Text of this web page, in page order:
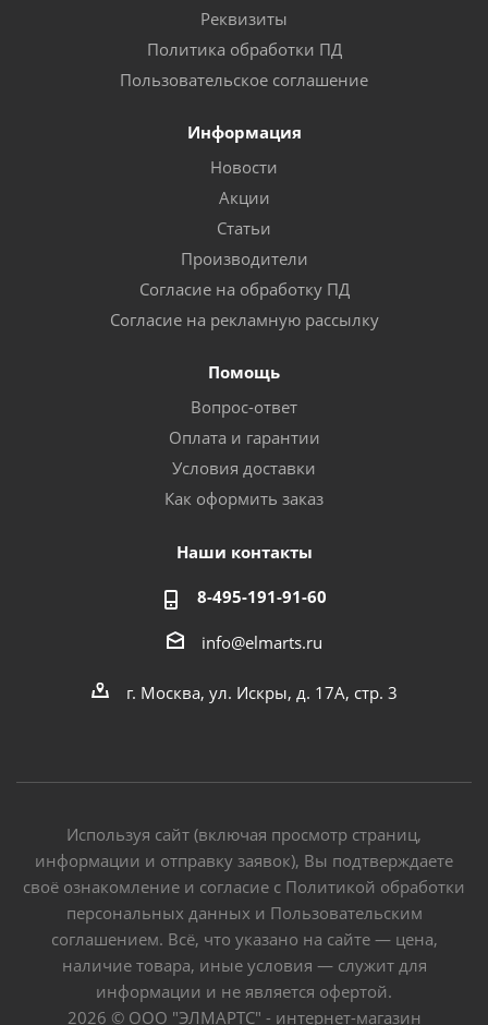
Реквизиты
Политика обработки ПД
Пользовательское соглашение
Информация
Новости
Акции
Статьи
Производители
Согласие на обработку ПД
Согласие на рекламную рассылку
Помощь
Вопрос-ответ
Оплата и гарантии
Условия доставки
Как оформить заказ
Наши контакты
8-495-191-91-60
info@elmarts.ru
г. Москва, ул. Искры, д. 17А, стр. 3
Используя сайт (включая просмотр страниц,
информации и отправку заявок), Вы подтверждаете
своё ознакомление и согласие с Политикой обработки
персональных данных и Пользовательским
соглашением. Всё, что указано на сайте — цена,
наличие товара, иные условия — служит для
информации и не является офертой.
2026 © ООО "ЭЛМАРТС" - интернет-магазин